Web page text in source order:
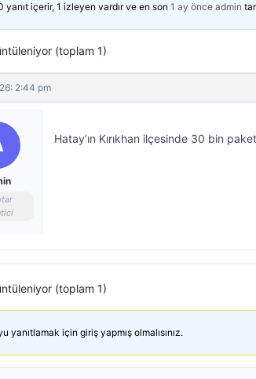
yanıt içerir, 1 izleyen vardır ve en son 1 ay önce admin
(toplam 1)
2:44 pm
Hatay’ın Kırıkhan ilçesinde 30 bin
(toplam 1)
yanıtlamak için giriş yapmış olmalısınız.